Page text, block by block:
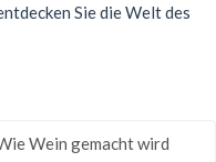
Sie die Welt des
Wein gemacht wird